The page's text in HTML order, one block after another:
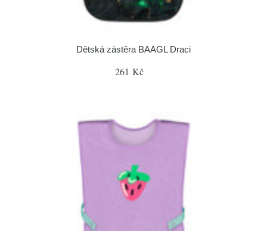
Dětská zástěra BAAGL Draci
261 Kč